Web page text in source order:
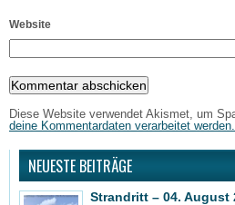
Website
Diese Website verwendet Akismet, um
deine Kommentardaten verarbeitet werden.
NEUESTE BEITRÄGE
Strandritt – 04. August